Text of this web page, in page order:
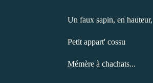
Un faux sapin, en hauteur,
Petit appart' cossu
Mémère à chachats...